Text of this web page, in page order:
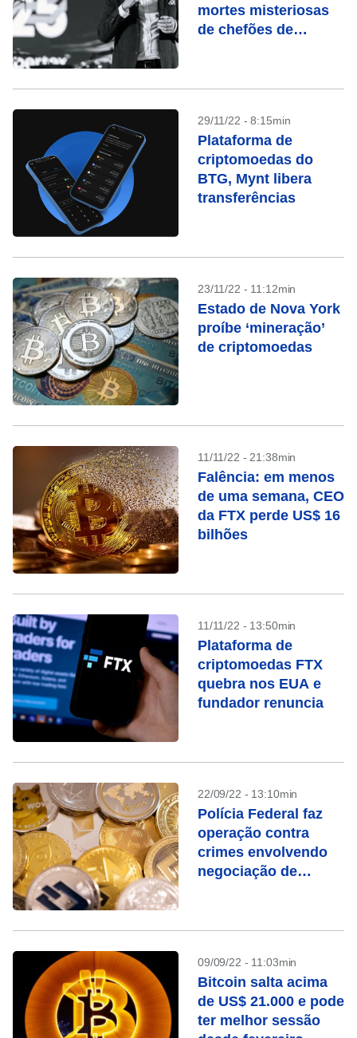
mortes misteriosas
de chefões de
29/11/22 - 8:15min
Plataforma de
criptomoedas do
BTG, Mynt libera
transferências
23/11/22 - 11:12min
Estado de Nova York
proíbe ‘mineração’
de criptomoedas
11/11/22 - 21:38min
Falência: em menos
de uma semana, CEO
da FTX perde US$ 16
bilhões
11/11/22 - 13:50min
Plataforma de
criptomoedas FTX
quebra nos EUA e
fundador renuncia
22/09/22 - 13:10min
Polícia Federal faz
operação contra
crimes envolvendo
negociação de
09/09/22 - 11:03min
Bitcoin salta acima
de US$ 21.000 e pode
ter melhor sessão